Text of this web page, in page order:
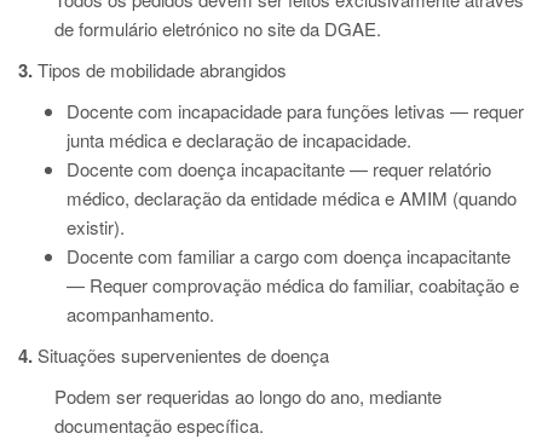
de formulário eletrónico no site da DGAE.
3.Tipos de mobilidade abrangidos
Docente com incapacidade para funções letivas — requer
junta médica e declaração de incapacidade.
Docente com doença incapacitante — requer relatório
médico, declaração da entidade médica e AMIM (quando
existir).
Docente com familiar a cargo com doença incapacitante
— Requer comprovação médica do familiar, coabitação e
acompanhamento.
4.Situações supervenientes de doença
Podem ser requeridas ao longo do ano, mediante
documentação específica.